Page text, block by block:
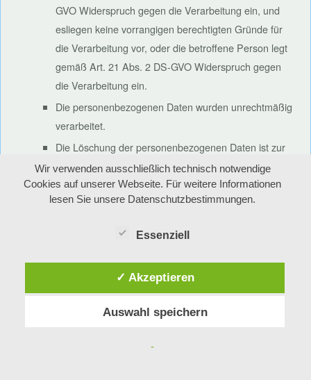
GVO Widerspruch gegen die Verarbeitung ein, und
esliegen keine vorrangigen berechtigten Gründe für
die Verarbeitung vor, oder die betroffene Person legt
gemäß Art. 21 Abs. 2 DS-GVO Widerspruch gegen
die Verarbeitung ein.
Die personenbezogenen Daten wurden unrechtmäßig
verarbeitet.
Die Löschung der personenbezogenen Daten ist zur
Erfüllung einer rechtlichen Verpflichtung nach dem
Unionsrecht oder dem Recht der Mitgliedstaaten
erforderlich, dem der Verantwortliche unterliegt.
angebotene Dienste der Informationsgesellschaft
gemäß Art. 8 Abs. 1 DS-GVO erhoben.
Sofern einer der oben genannten Gründe zutrifft und eine
Daten, die gespeichert sind, veranlassen möchte, kann sie
Wir verwenden ausschließlich technisch notwendige
Cookies auf unserer Webseite. Für weitere Informationen
lesen Sie unsere Datenschutzbestimmungen.
Essenziell
✓ Akzeptieren
Auswahl speichern
-